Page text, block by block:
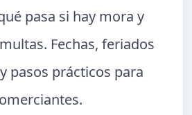
pasa si hay mora y
Fechas, feriados
pasos prácticos para